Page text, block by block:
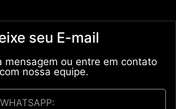
seu E-mail
mensagem ou entre em contato
com nossa equipe.